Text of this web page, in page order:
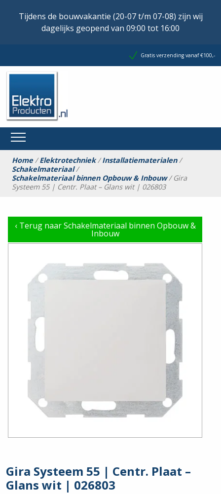
Tijdens de bouwvakantie (20-07 t/m 07-08) zijn wij
dagelijks geopend van 09:00 tot 16:00
Gratis verzending vanaf €100,-
Home/Elektrotechniek/Installatiematerialen/
Schakelmateriaal/
Schakelmateriaal binnen Opbouw & Inbouw/ Gira
Systeem 55 | Centr. Plaat – Glans wit | 026803
‹Terug naar Schakelmateriaal binnen Opbouw &
Inbouw
Gira Systeem 55 | Centr. Plaat –
Glans wit | 026803